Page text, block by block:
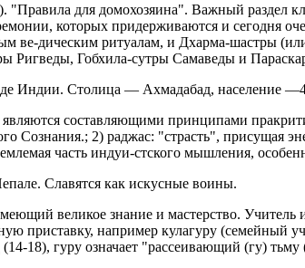
"Правила для домохозяина". Важный раздел
которых придерживаются и сегодня
ве-дическим ритуалам, и Дхарма-шастры
Ригведы, Гобхила-сутры Самаведы и
Индии. Столица — Ахмадабад, население
составляющими принципами
Сознания.; 2) раджас: "страсть", присущая
часть индуи-стского мышления,
Славятся как искусные воины.
великое знание и мастерство. Учитель
приставку, например кулагуру (семейный
18), гуру означает "рассеивающий (гу)